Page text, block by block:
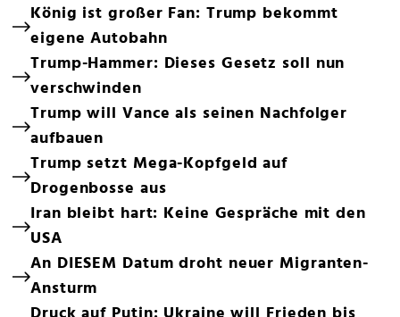
König ist großer Fan: Trump bekommt
eigene Autobahn
Trump-Hammer: Dieses Gesetz soll nun
verschwinden
Trump will Vance als seinen Nachfolger
aufbauen
Trump setzt Mega-Kopfgeld auf
Drogenbosse aus
Iran bleibt hart: Keine Gespräche mit den
USA
An DIESEM Datum droht neuer Migranten-
Ansturm